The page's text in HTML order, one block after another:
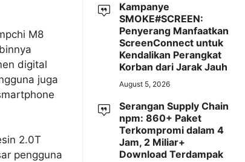
M8
digital
juga
2.0T
pengguna
Kampanye
SMOKE#SCREEN:
Penyerang Manfaatkan
ScreenConnect untuk
Kendalikan Perangkat
Korban dari Jarak Jauh
August 5, 2026
Serangan Supply Chain
npm: 860+ Paket
Terkompromi dalam 4
Jam, 2 Miliar+
Download Terdampak